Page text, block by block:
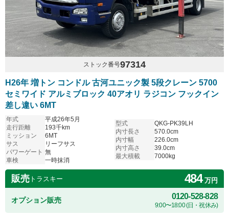
ストック番号97314
H26年 増トン コンドル 古河ユニック製 5段クレーン 5700
セミワイド アルミブロック 40アオリ ラジコン フックイン
差し違い 6MT
年式
平成26年5月
走行距離
193千km
ミッション
6MT
サス
リーフサス
パワーゲート 無
車検
一時抹消
型式
QKG-PK39LH
内寸長さ
570.0cm
内寸幅
226.0cm
内寸高さ
39.0cm
最大積載
7000kg
販売 トラスキー 484万円
オプション販売 0120-528-828
9:00〜18:00 (日・祝休み)